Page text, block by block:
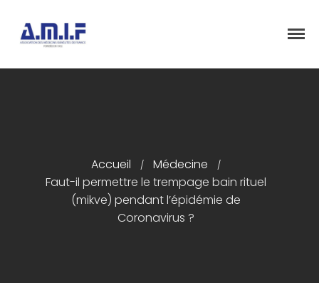
Articles
Événements
Adhésion/Dons
Accueil / Médecine /
Faut-il permettre le trempage bain rituel
(mikve) pendant l’épidémie de
Coronavirus ?